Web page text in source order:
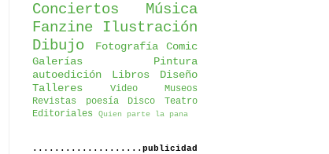
Conciertos
Música
Fanzine
Ilustración
Dibujo
Fotografía
Comic
Galerías
Pintura
autoedición
Libros
Diseño
Talleres
Video
Museos
Revistas
poesía Disco
Teatro
Editoriales
Quien parte la pana
....................publicidad